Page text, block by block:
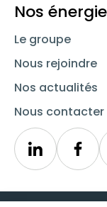
Nos
Le groupe
Nous rejoindre
Nos actualités
Nous contacter
Linkedin